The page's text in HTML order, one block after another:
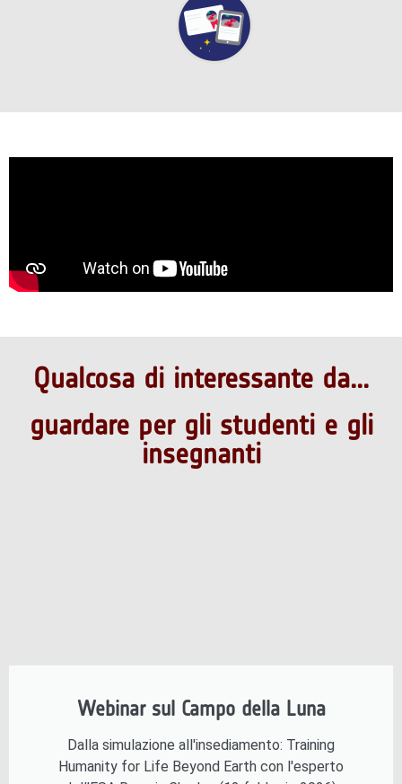
Qualcosa di interessante da...
guardare per gli studenti e gli
insegnanti
Webinar sul Campo della Luna
Dalla simulazione all'insediamento: Training
Humanity for Life Beyond Earth con l'esperto